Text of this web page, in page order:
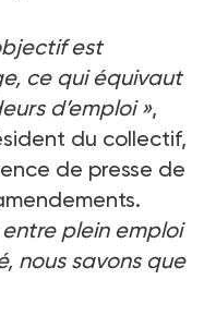
est
ce qui équivaut
d’emploi »,
du collectif,
de presse de
plein emploi
nous savons que